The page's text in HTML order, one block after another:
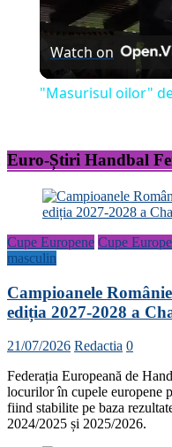
Watch on
"Masurisul oilor"
Euro-Știri Handbal
Cupe Europene Cupe
masculin
Campioanele
ediția 2027-2028 a
21/07/2026 Redactia 0
Federația Europeană de
locurilor în cupele europene
fiind stabilite pe baza
2024/2025 și 2025/2026.